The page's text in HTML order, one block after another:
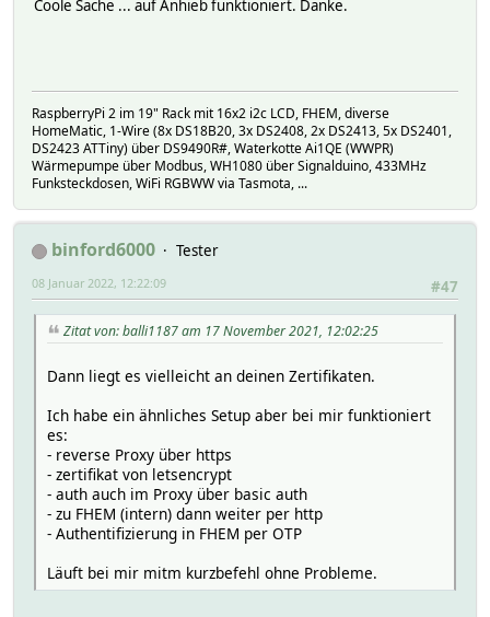
Coole Sache ... auf Anhieb funktioniert. Danke.
RaspberryPi 2 im 19" Rack mit 16x2 i2c LCD, FHEM, diverse
HomeMatic, 1-Wire (8x DS18B20, 3x DS2408, 2x DS2413, 5x DS2401,
DS2423 ATTiny) über DS9490R#, Waterkotte Ai1QE (WWPR)
Wärmepumpe über Modbus, WH1080 über Signalduino, 433MHz
Funksteckdosen, WiFi RGBWW via Tasmota, ...
binford6000
Tester
#47
08 Januar 2022, 12:22:09
Zitat von: balli1187 am 17 November 2021, 12:02:25
Dann liegt es vielleicht an deinen Zertifikaten.
Ich habe ein ähnliches Setup aber bei mir funktioniert
es:
- reverse Proxy über https
- zertifikat von letsencrypt
- auth auch im Proxy über basic auth
- zu FHEM (intern) dann weiter per http
- Authentifizierung in FHEM per OTP
Läuft bei mir mitm kurzbefehl ohne Probleme.